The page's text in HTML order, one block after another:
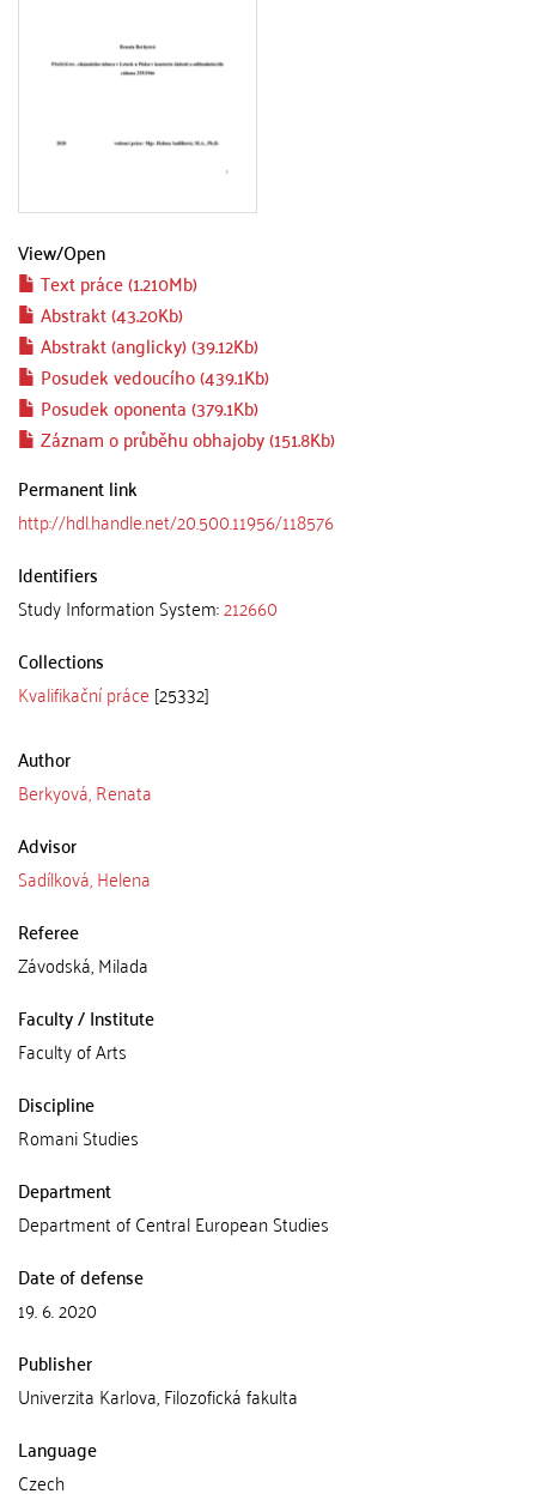
View/Open
Text práce (1.210Mb)
Abstrakt (43.20Kb)
Abstrakt (anglicky) (39.12Kb)
Posudek vedoucího (439.1Kb)
Posudek oponenta (379.1Kb)
Záznam o průběhu obhajoby (151.8Kb)
Permanent link
http://hdl.handle.net/20.500.11956/118576
Identifiers
Study Information System:212660
Collections
Kvalifikační práce [25332]
Author
Berkyová, Renata
Advisor
Sadílková, Helena
Referee
Závodská, Milada
Faculty / Institute
Faculty of Arts
Discipline
Romani Studies
Department
Department of Central European Studies
Date of defense
19. 6. 2020
Publisher
Univerzita Karlova, Filozofická fakulta
Language
Czech